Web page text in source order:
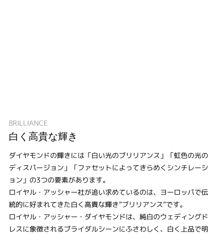
BRILLIANCE
白く高貴な輝き
ダイヤモンドの輝きには「白い光のブリリアンス」「虹色の光の
ディスパージョン」「ファセットによってきらめくシンチレーシ
ョン」の3つの要素があります。
ロイヤル・アッシャー社が追い求めているのは、ヨーロッパで伝
統的に好まれてきた白く高貴な輝き”ブリリアンス”です。
ロイヤル・アッシャー・ダイヤモンドは、純白のウェディングド
レスに象徴されるブライダルシーンにふさわしく、白く上品で明